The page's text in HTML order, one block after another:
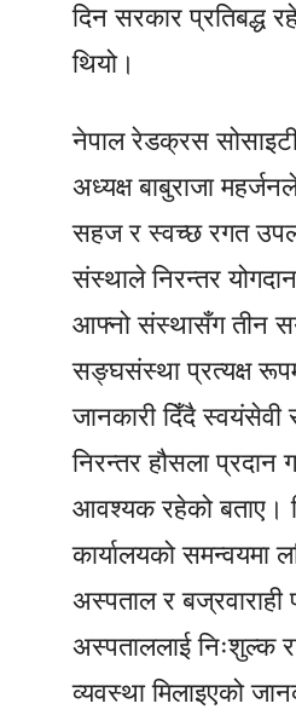
दिन सरकार प्रतिबद्ध
थियो।
नेपाल रेडक्रस
अध्यक्ष बाबुराजा
सहज र स्वच्छ रगत
संस्थाले निरन्तर
आफ्नो संस्थासँग तीन
सङ्घसंस्था प्रत्यक्ष
जानकारी दिँदै स्वयंसेवी
निरन्तर हौसला प्रदान
आवश्यक रहेको बताए।
कार्यालयको समन्वयमा
अस्पताल र बज्रवाराही
अस्पताललाई निःशुल्क
व्यवस्था मिलाइएको